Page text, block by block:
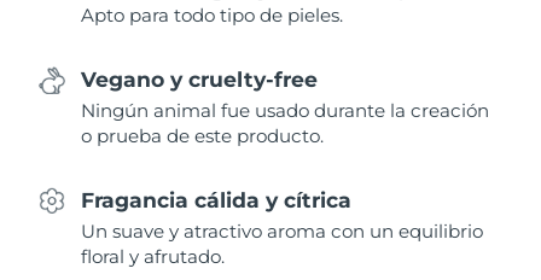
Apto para todo tipo de pieles.
Vegano y cruelty-free
Ningún animal fue usado durante la creación
o prueba de este producto.
Fragancia cálida y cítrica
Un suave y atractivo aroma con un equilibrio
floral y afrutado.
Singapur Entrega prevista
Eslovaquia Entrega prevista
Eslovenia Entrega prevista
Sudáfrica Entrega prevista
Corea del Sur Entrega prevista